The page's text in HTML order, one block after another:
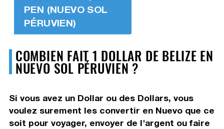
PEN (NUEVO SOL
PÉRUVIEN)
COMBIEN FAIT 1 DOLLAR DE BELIZE EN
NUEVO SOL PÉRUVIEN ?
Si vous avez un Dollar ou des Dollars, vous
voulez surement les convertir en Nuevo que ce
soit pour voyager, envoyer de l'argent ou faire